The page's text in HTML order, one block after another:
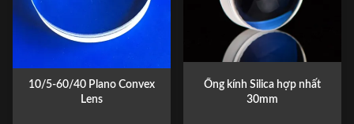
10/5-60/40 Plano Convex
Lens
Ống kính Silica hợp nhất
30mm